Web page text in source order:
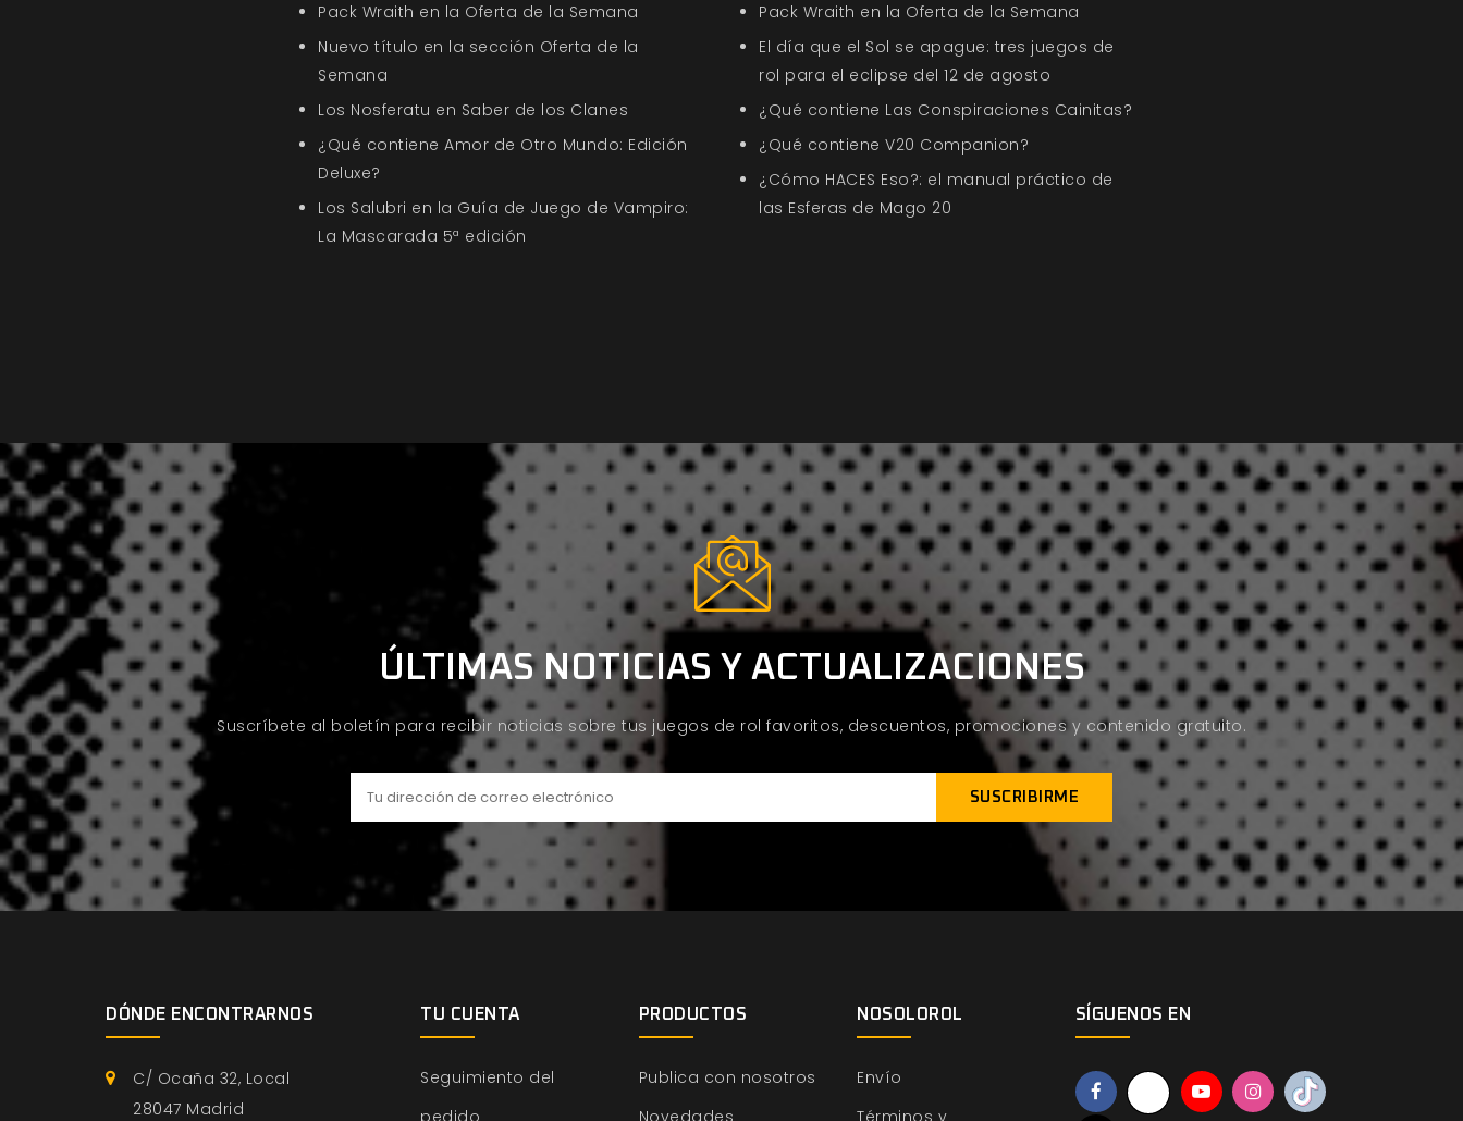
Pack Wraith en la Oferta de la Semana
Nuevo título en la sección Oferta de la
Semana
Los Nosferatu en Saber de los Clanes
¿Qué contiene Amor de Otro Mundo: Edición
Deluxe?
Los Salubri en la Guía de Juego de Vampiro:
La Mascarada 5ª edición
Pack Wraith en la Oferta de la Semana
El día que el Sol se apague: tres juegos de
rol para el eclipse del 12 de agosto
¿Qué contiene Las Conspiraciones Cainitas?
¿Qué contiene V20 Companion?
¿Cómo HACES Eso?: el manual práctico de
las Esferas de Mago 20
ÚLTIMAS NOTICIAS Y ACTUALIZACIONES
Suscríbete al boletín para recibir noticias sobre tus juegos de rol favoritos, descuentos, promociones y contenido gratuito.
DÓNDE ENCONTRARNOS
C/ Ocaña 32, Local
28047 Madrid
TU CUENTA
Seguimiento del
pedido
PRODUCTOS
Publica con nosotros
Novedades
NOSOLOROL
Envío
Términos y
SÍGUENOS EN